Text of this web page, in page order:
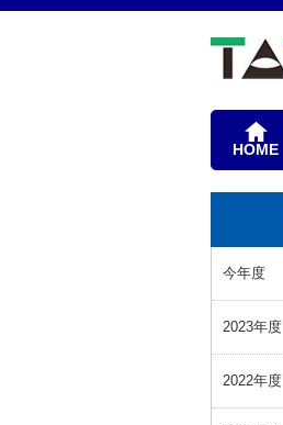
HOME
今年度
2023年度
2022年度